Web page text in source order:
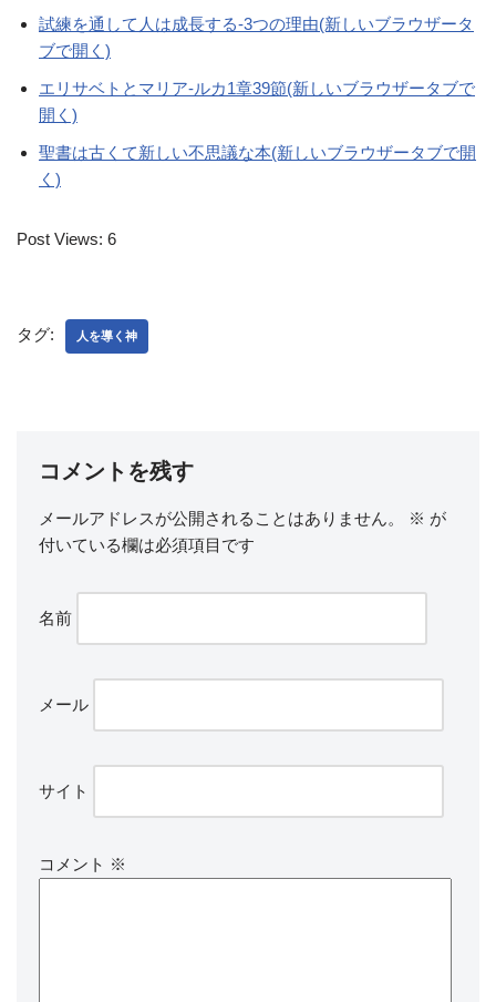
試練を通して人は成長する-3つの理由(新しいブラウザータ
ブで開く)
エリサベトとマリア-ルカ1章39節(新しいブラウザータブで
開く)
聖書は古くて新しい不思議な本(新しいブラウザータブで開
く)
Post Views: 6
タグ: 人を導く神
コメントを残す
メールアドレスが公開されることはありません。 ※ が
付いている欄は必須項目です
名前
メール
サイト
コメント ※